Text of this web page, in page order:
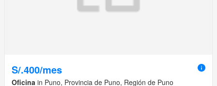
S/.400/mes
Oficina in Puno, Provincia de Puno, Región de Puno